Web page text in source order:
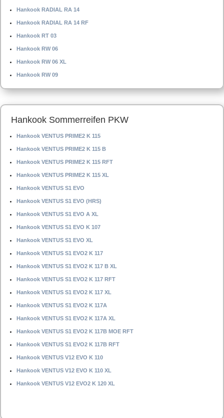
Hankook RADIAL RA 14
Hankook RADIAL RA 14 RF
Hankook RT 03
Hankook RW 06
Hankook RW 06 XL
Hankook RW 09
Hankook Sommerreifen PKW
Hankook VENTUS PRIME2 K 115
Hankook VENTUS PRIME2 K 115 B
Hankook VENTUS PRIME2 K 115 RFT
Hankook VENTUS PRIME2 K 115 XL
Hankook VENTUS S1 EVO
Hankook VENTUS S1 EVO (HRS)
Hankook VENTUS S1 EVO A XL
Hankook VENTUS S1 EVO K 107
Hankook VENTUS S1 EVO XL
Hankook VENTUS S1 EVO2 K 117
Hankook VENTUS S1 EVO2 K 117 B XL
Hankook VENTUS S1 EVO2 K 117 RFT
Hankook VENTUS S1 EVO2 K 117 XL
Hankook VENTUS S1 EVO2 K 117A
Hankook VENTUS S1 EVO2 K 117A XL
Hankook VENTUS S1 EVO2 K 117B MOE RFT
Hankook VENTUS S1 EVO2 K 117B RFT
Hankook VENTUS V12 EVO K 110
Hankook VENTUS V12 EVO K 110 XL
Hankook VENTUS V12 EVO2 K 120 XL